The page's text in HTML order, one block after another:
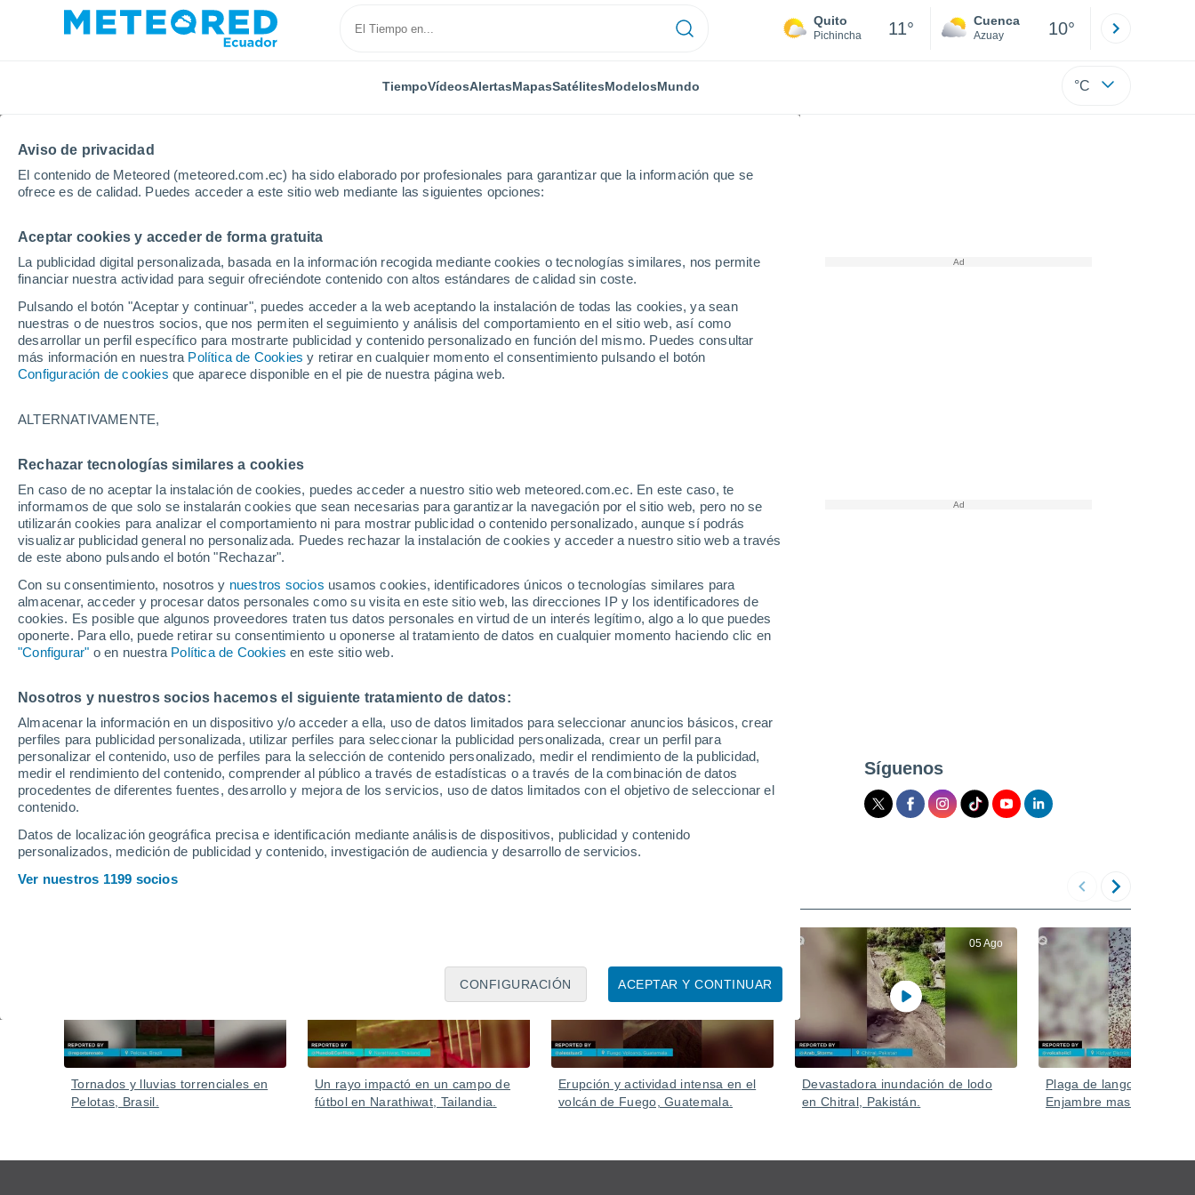
Aviso de privacidad
El contenido de Meteored (meteored.com.ec) ha sido elaborado por profesionales para garantizar que la información que se
ofrece es de calidad. Puedes acceder a este sitio web mediante las siguientes opciones:
Aceptar cookies y acceder de forma gratuita
La publicidad digital personalizada, basada en la información recogida mediante cookies o tecnologías similares, nos permite
financiar nuestra actividad para seguir ofreciéndote contenido con altos estándares de calidad sin coste.
Pulsando el botón "Aceptar y continuar", puedes acceder a la web aceptando la instalación de todas las cookies, ya sean
nuestras o de nuestros socios, que nos permiten el seguimiento y análisis del comportamiento en el sitio web, así como
desarrollar un perfil específico para mostrarte publicidad y contenido personalizado en función del mismo. Puedes consultar
más información en nuestra Política de Cookies y retirar en cualquier momento el consentimiento pulsando el botón
Configuración de cookies que aparece disponible en el pie de nuestra página web.
ALTERNATIVAMENTE,
Rechazar tecnologías similares a cookies
En caso de no aceptar la instalación de cookies, puedes acceder a nuestro sitio web meteored.com.ec. En este caso, te
informamos de que solo se instalarán cookies que sean necesarias para garantizar la navegación por el sitio web, pero no se
utilizarán cookies para analizar el comportamiento ni para mostrar publicidad o contenido personalizado, aunque sí podrás
visualizar publicidad general no personalizada. Puedes rechazar la instalación de cookies y acceder a nuestro sitio web a través
de este abono pulsando el botón "Rechazar".
Con su consentimiento, nosotros y nuestros socios usamos cookies, identificadores únicos o tecnologías similares para
almacenar, acceder y procesar datos personales como su visita en este sitio web, las direcciones IP y los identificadores de
cookies. Es posible que algunos proveedores traten tus datos personales en virtud de un interés legítimo, algo a lo que puedes
oponerte. Para ello, puede retirar su consentimiento u oponerse al tratamiento de datos en cualquier momento haciendo clic en
"Configurar" o en nuestra Política de Cookies en este sitio web.
Nosotros y nuestros socios hacemos el siguiente tratamiento de datos:
Almacenar la información en un dispositivo y/o acceder a ella, uso de datos limitados para seleccionar anuncios básicos, crear
perfiles para publicidad personalizada, utilizar perfiles para seleccionar la publicidad personalizada, crear un perfil para
personalizar el contenido, uso de perfiles para la selección de contenido personalizado, medir el rendimiento de la publicidad,
medir el rendimiento del contenido, comprender al público a través de estadísticas o a través de la combinación de datos
procedentes de diferentes fuentes, desarrollo y mejora de los servicios, uso de datos limitados con el objetivo de seleccionar el
contenido.
Datos de localización geográfica precisa e identificación mediante análisis de dispositivos, publicidad y contenido
personalizados, medición de publicidad y contenido, investigación de audiencia y desarrollo de servicios.
Ver nuestros 1199 socios
ACEPTAR Y CONTINUAR
CONFIGURACIÓN
Quito
Pichincha 11° Cuenca
Azuay 10°
TiempoVídeosAlertasMapasSatélitesModelosMundo °C
Inicio Vídeos Tenso enfrentamiento entre un águila imperial ibérica y un zorro en la Comunidad de Madrid, España
Tenso enfrentamiento entre un águila imperial
ibérica y un zorro en la Comunidad de Madrid,
España
La escena tiene lugar en la Sierra de Madrid, donde la naturaleza silvestre convive cerca de áreas urbanas y
Síguenos
Vídeos
Tornados y lluvias torrenciales en
Pelotas, Brasil.
Un rayo impactó en un campo de
fútbol en Narathiwat, Tailandia.
Erupción y actividad intensa en el
volcán de Fuego, Guatemala.
05 Ago
Devastadora inundación de lodo
en Chitral, Pakistán.
Plaga de langostas en
Enjambre masivo en